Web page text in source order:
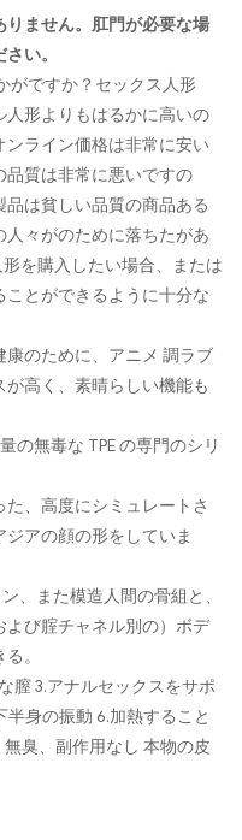
ません。肛門が必要な場
い。
がですか？セックス人形
形よりもはるかに高いの
ライン価格は非常に安い
品質は非常に悪いですの
は貧しい品質の商品ある
々がのために落ちたがあ
を購入したい場合、または
とができるように十分な
のために、アニメ 調ラブ
が高く、素晴らしい機能も
の無毒な TPE の専門のシリ
、高度にシミュレートさ
アの顔の形をしていま
、また模造人間の骨組と、
び腟チャネル別の）ボデ
。
膣 3.アナルセックスをサポ
身の振動 6.加熱すること
臭、副作用なし 本物の皮